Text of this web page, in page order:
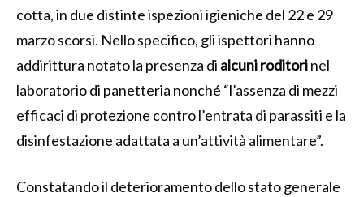
cotta, in due distinte ispezioni igieniche del 22 e 29
marzo scorsi. Nello specifico, gli ispettori hanno
addirittura notato la presenza di alcuni roditorinel
laboratorio di panetteria nonché “l’assenza di mezzi
efficaci di protezione contro l’entrata di parassiti e la
disinfestazione adattata a un’attività alimentare”.
Constatando il deterioramento dello stato generale